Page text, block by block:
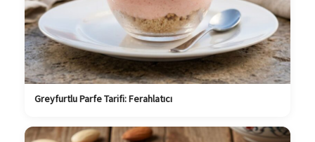
Greyfurtlu Parfe Tarifi: Ferahlatıcı